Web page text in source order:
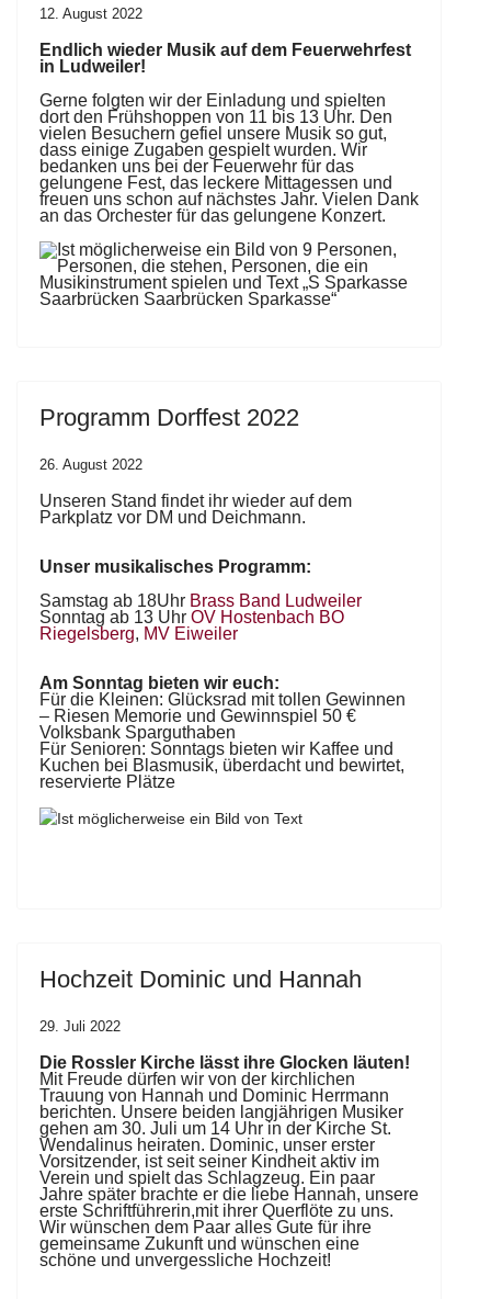
12. August 2022
Endlich wieder Musik auf dem Feuerwehrfest
in Ludweiler!
Gerne folgten wir der Einladung und spielten
dortden Frühshoppen von 11 bis 13 Uhr. Den
vielen Besuchern gefiel unsere Musik so gut,
dass einige Zugaben gespieltwurden. Wir
bedanken uns bei der Feuerwehr für das
gelungene Fest, das leckere Mittagessen und
freuen uns schon auf nächstes Jahr. Vielen Dank
an das Orchester für das gelungene Konzert.
Programm Dorffest 2022
26. August 2022
Unseren Stand findet ihr wieder auf dem
Parkplatz vor DM und Deichmann.
Unser musikalisches Programm:
Samstag ab 18Uhr Brass Band Ludweiler
Sonntag ab 13 Uhr OV Hostenbach BO
Riegelsberg, MV Eiweiler
Am Sonntag bieten wir euch:
Für die Kleinen: Glücksrad mit tollen Gewinnen
– Riesen Memorie und Gewinnspiel 50 €
Volksbank Sparguthaben
Für Senioren: Sonntags bieten wir Kaffee und
Kuchen bei Blasmusik, überdacht und bewirtet,
reservierte Plätze
Hochzeit Dominic und Hannah
29. Juli 2022
Die Rossler Kirche lässt ihre Glocken läuten!
Mit Freude dürfen wir von der kirchlichen
Trauung von Hannah und Dominic Herrmann
berichten. Unsere beiden langjährigen Musiker
gehen am 30. Juli um 14 Uhr in der Kirche St.
Wenda linus heiraten. Dominic, unser erster
Vorsitzender, ist seit seiner Kindheit aktiv im
Verein und spielt das Schlagzeug. Ein paar
Jahre später brachte er die liebe Hannah, unsere
erste Schriftführerin,mit ihrer Querflöte zu uns.
Wir wünschen dem Paar alles Gute für ihre
gemeinsame Zukunft und wünschen eine
schöne und unvergessliche Hochzeit!